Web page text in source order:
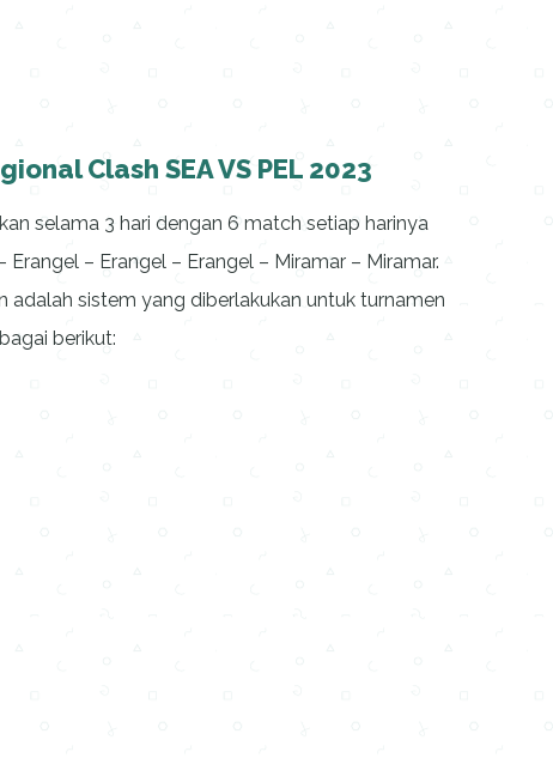
Clash SEA VS PEL 2023
selama 3 hari dengan 6 match setiap harinya
– Erangel – Erangel – Miramar – Miramar.
adalah sistem yang diberlakukan untuk turnamen
berikut: